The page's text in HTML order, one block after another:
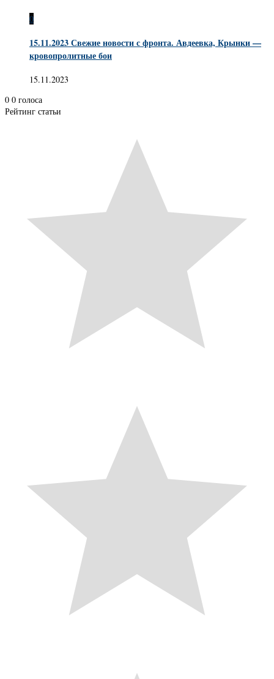
0
15.11.2023 Свежие новости с фронта. Авдеевка, Крынки —
кровопролитные бои
15.11.2023
0 0 голоса
Рейтинг статьи